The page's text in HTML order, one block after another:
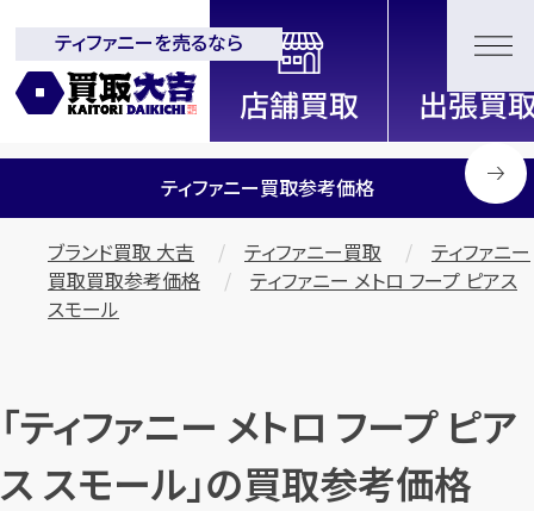
全国2200店舗以上展開中！
信頼と実績の買取専門店「買取大
吉」
ティファニーを売るなら
ティファニー買取参考価格
ブランド買取 大吉 ティファニー買取
ティファニー
買取買取参考価格
ティファニー メトロ フープ ピアス
スモール
「ティファニー メトロ フープ ピア
ス スモール」の買取参考価格